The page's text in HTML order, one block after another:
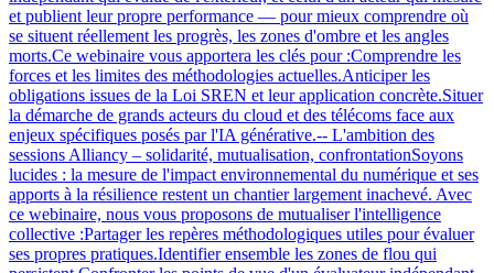
et publient leur propre performance — pour mieux comprendre où
se situent réellement les progrès, les zones d'ombre et les angles
morts.Ce webinaire vous apportera les clés pour :Comprendre les
forces et les limites des méthodologies actuelles.Anticiper les
obligations issues de la Loi SREN et leur application concrète.Situer
la démarche de grands acteurs du cloud et des télécoms face aux
enjeux spécifiques posés par l'IA générative.-- L'ambition des
sessions Alliancy – solidarité, mutualisation, confrontationSoyons
lucides : la mesure de l'impact environnemental du numérique et ses
apports à la résilience restent un chantier largement inachevé. Avec
ce webinaire, nous vous proposons de mutualiser l'intelligence
collective :Partager les repères méthodologiques utiles pour évaluer
ses propres pratiques.Identifier ensemble les zones de flou qui